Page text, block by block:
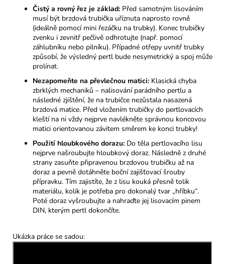
Čistý a rovný řez je základ: Před samotným lisováním
musí být brzdová trubička uříznuta naprosto rovně
(ideálně pomocí mini řezáčku na trubky). Konec trubičky
zvenku i zevnitř pečlivě odhrotujte (např. pomocí
záhlubníku nebo pilníku). Případné otřepy uvnitř trubky
způsobí, že výsledný pertl bude nesymetrický a spoj může
prolínat.
Nezapomeňte na převlečnou matici: Klasická chyba
zbrklých mechaniků – nalisování parádního pertlu a
následné zjištění, že na trubičce nezůstala nasazená
brzdová matice. Před vložením trubičky do pertlovacích
kleští na ni vždy nejprve navlékněte správnou koncovou
matici orientovanou závitem směrem ke konci trubky!
Použití hloubkového dorazu: Do těla pertlovacího lisu
nejprve našroubujte hloubkový doraz. Následně z druhé
strany zasuňte připravenou brzdovou trubičku až na
doraz a pevně dotáhněte boční zajišťovací šrouby
přípravku. Tím zajistíte, že z lisu kouká přesně tolik
materiálu, kolik je potřeba pro dokonalý tvar „hříbku“.
Poté doraz vyšroubujte a nahraďte jej lisovacím pinem
DIN, kterým pertl dokončíte.
Ukázka práce se sadou: